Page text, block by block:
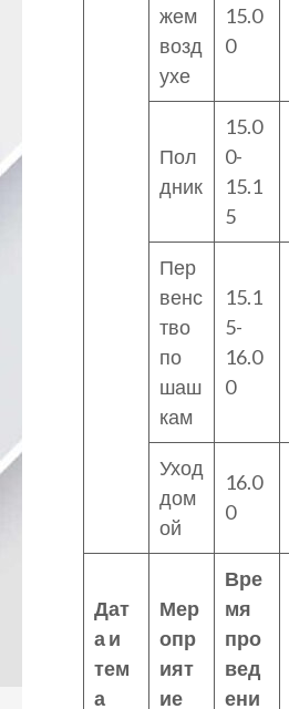
жем
возд
ухе
15.0
0
Пол
дник
15.0
0-
15.1
5
Пер
венс
тво
по
шаш
кам
15.1
5-
16.0
0
Уход
дом
ой
16.0
0
Дат
а и
тем
а
Мер
опр
ият
ие
Вре
мя
про
вед
ени